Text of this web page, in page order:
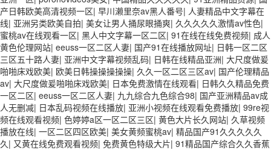
产日韩欧美高清视频一区| 早川濑里奈av黑人番号| 人妻精品中文字幕在
线| 亚洲另类欧美自拍| 美女让男人捅尿眼捅爽| 久久久久久激情av性色|
蜜桃av在线观看一区| 黑人中文字幕一区二区| 91在线在线免费视频| 成人
黄色伦理网站| eeuss一区二区人妻| 国产91在线播放网址| 日韩一区二区
三区五十路人妻| 亚洲中文字幕视频乱码| 日韩在线精品亚洲| 大尺度做爰
啪啪床戏欧美| 欧美日韩操操操操操| 久久一区二区三区av| 国产伦理精品
av| 大尺度做爰啪啪床戏欧美| 日本免费激情在线观看| 日韩久久精品免费
一区二区| eeuss一区二区人妻| 九九综合九色综合98| 国产亚洲精品av成
人无删减| 日本乱码视频在线播放| 亚洲小视频在线观看免费播放| 99re视
频在线观看视频| 色婷婷a区一区二区三区| 黄色大片长久网站| 久草视频
播放在线| 一区二区四区欧美| 美女黄频蜜桃av| 精品国产91久久久久久
久 | 又黄在线免费观看视频| 免费黄色特级大片| 91精品国产综合久久香蕉